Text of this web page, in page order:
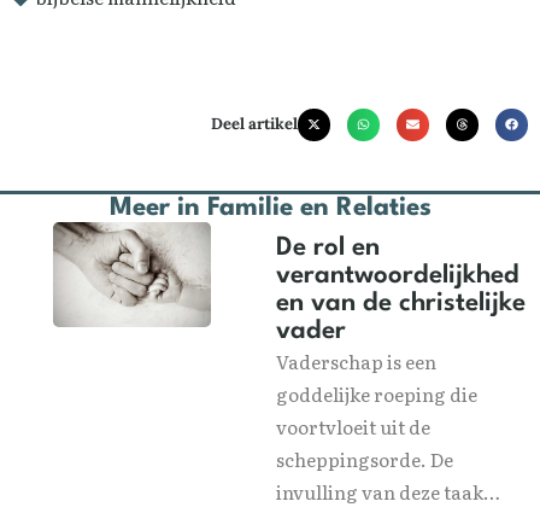
Deel artikel
Meer in Familie en Relaties
De rol en
verantwoordelijkhed
en van de christelijke
vader
Vaderschap is een
goddelijke roeping die
voortvloeit uit de
scheppingsorde. De
invulling van deze taak…